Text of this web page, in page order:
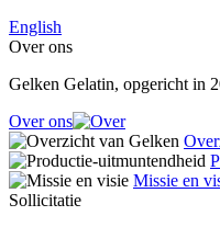
English
Over ons
Gelken Gelatin, opgericht in
Over ons
Missie en
Sollicitatie